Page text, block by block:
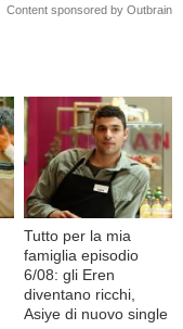
Content sponsored by Outbrain
Tutto per la mia
famiglia episodio
6/08: gli Eren
diventano ricchi,
Asiye di nuovo single